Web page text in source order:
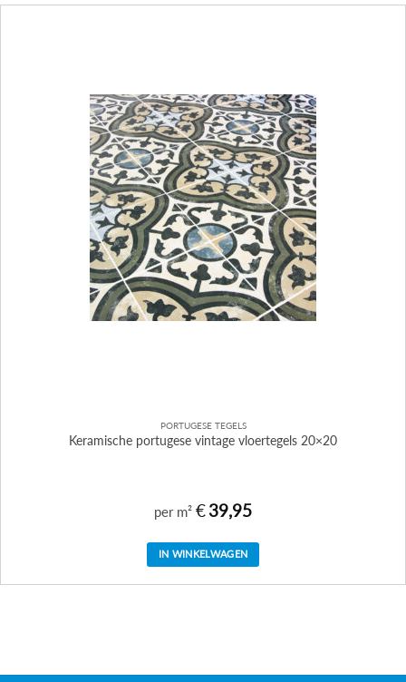
PORTUGESE TEGELS
Keramische portugese vintage vloertegels 20×20
per m² €39,95
IN WINKELWAGEN